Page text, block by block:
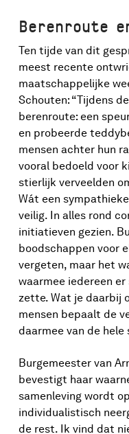
rampen in
ons hard raken.
over de hele
Tegenslagen zijn
tijden, want de taal
spreekwoorden
mee, soms zit het
beste, droge
Nederlandse
op als het ons
zien juist het
essentie van
beginnen. Je
jezelf op en
interpretatie die
Anja Schouten het
meteen weer kunt
moed erin,” stelt
natuurlijk niet
Berenroute
Ten tijde van dit
meest recente
maatschappelijke
Schouten: “Tijdens
berenroute: een
en probeerde
mensen achter hun
vooral bedoeld voor
stierlijk verveelden
Wát een
veilig. In alles rond
initiatieven gezien.
boodschappen voor
vergeten, maar het
waarmee iedereen
zette. Wat je daarbij
mensen bepaalt de
daarmee van de hele
Burgemeester van
bevestigt haar
samenleving wordt
individualistisch
de rest. Ik vind dat